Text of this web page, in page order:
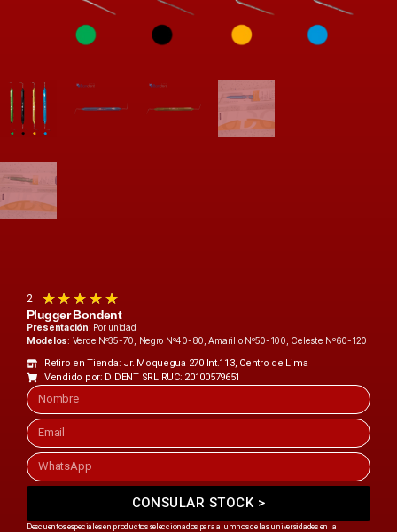
2 ★★ ★ ★ ★
Plugger Bondent
Presentación: Por unidad
Modelos: Verde Nº35-70, Negro Nº40-80, Amarillo Nº50-100, Celeste Nº60-120
Retiro en Tienda: Jr. Moquegua 270 Int.113, Centro de Lima
Vendido por: DIDENT SRL RUC: 20100579651
CONSULAR STOCK >
Descuentos especiales en productos seleccionados para alumnos de las universidades en la